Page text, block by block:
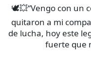
🕊️💥“Vengo con un
quitaron a mi
de lucha, hoy este
fuerte que